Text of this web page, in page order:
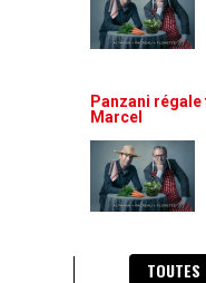
Panzani
Marcel
TOUTES